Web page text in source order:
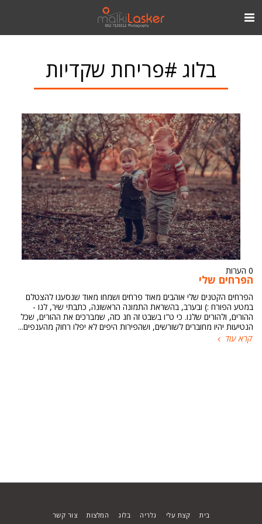
בלוג #פריחת שקדיות
0 הערות
הפרחים שלי
הפרחים הקטנים שלי אוהבים מאוד פרחים ושמחו מאוד שנסענו להצטלם
במטע הפורח :) ובערב, בהשראת התמונה הראשונה, כתבתי שיר, לנו -
ההורים, ולהורים שלנו. כי ט"ו בשבט זה חג כזה, שמברכים את ההורים, שכל
הנטיעות יהיו מחוברים לשורשים, ושהפירות היפים לא יפלו רחוק מהענפים...
קרא עוד
בית קצת עלי גלריה בלוג המלצות צור קשר